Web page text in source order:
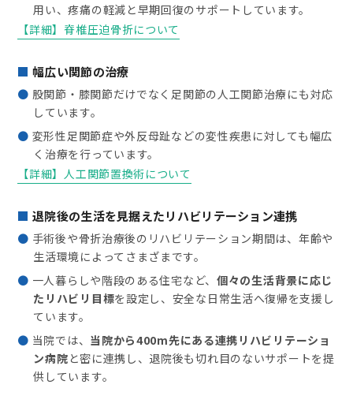
用い、疼痛の軽減と早期回復のサポートしています。
【詳細】脊椎圧迫骨折について
幅広い関節の治療
股関節・膝関節だけでなく足関節の人工関節治療にも対応
しています。
変形性足関節症や外反母趾などの変性疾患に対しても幅広
く治療を行っています。
【詳細】人工関節置換術について
退院後の生活を見据えたリハビリテーション連携
手術後や骨折治療後のリハビリテーション期間は、年齢や
生活環境によってさまざまです。
一人暮らしや階段のある住宅など、 個々の生活背景に応じ
たリハビリ目標を設定し、安全な日常生活へ復帰を支援し
ています。
当院では、 当院から400m先にある連携リハビリテーショ
ン病院 と密に連携し、退院後も切れ目のないサポートを提
供しています。